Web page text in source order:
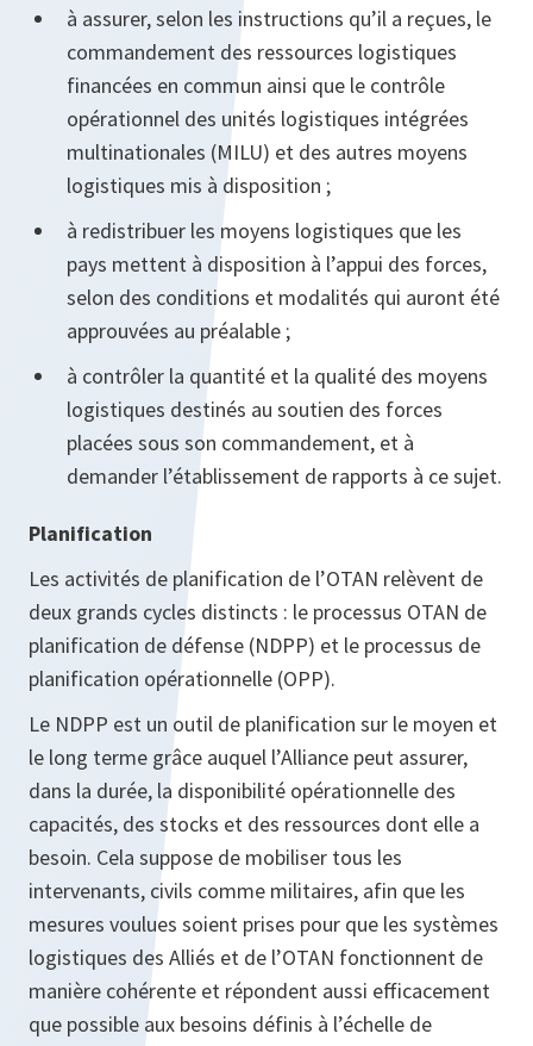
à assurer, selon les instructions qu’il a reçues, le
commandement des ressources logistiques
financées en commun ainsi que le contrôle
opérationnel des unités logistiques intégrées
multinationales (MILU) et des autres moyens
logistiques mis à disposition ;
à redistribuer les moyens logistiques que les
pays mettent à disposition à l’appui des forces,
selon des conditions et modalités qui auront été
approuvées au préalable ;
à contrôler la quantité et la qualité des moyens
logistiques destinés au soutien des forces
placées sous son commandement, et à
demander l’établissement de rapports à ce sujet.
Planification
Les activités de planification de l’OTAN relèvent de
deux grands cycles distincts : le processus OTAN de
planification de défense (NDPP) et le processus de
planification opérationnelle (OPP).
Le NDPP est un outil de planification sur le moyen et
le long terme grâce auquel l’Alliance peut assurer,
dans la durée, la disponibilité opérationnelle des
capacités, des stocks et des ressources dont elle a
besoin. Cela suppose de mobiliser tous les
intervenants, civils comme militaires, afin que les
mesures voulues soient prises pour que les systèmes
logistiques des Alliés et de l’OTAN fonctionnent de
manière cohérente et répondent aussi efficacement
que possible aux besoins définis à l’échelle de